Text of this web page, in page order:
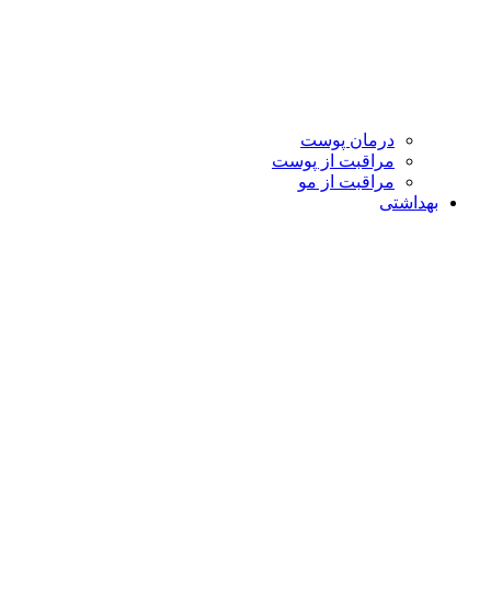
درمان پوست
مراقبت از پوست
مراقبت از مو
بهداشتی